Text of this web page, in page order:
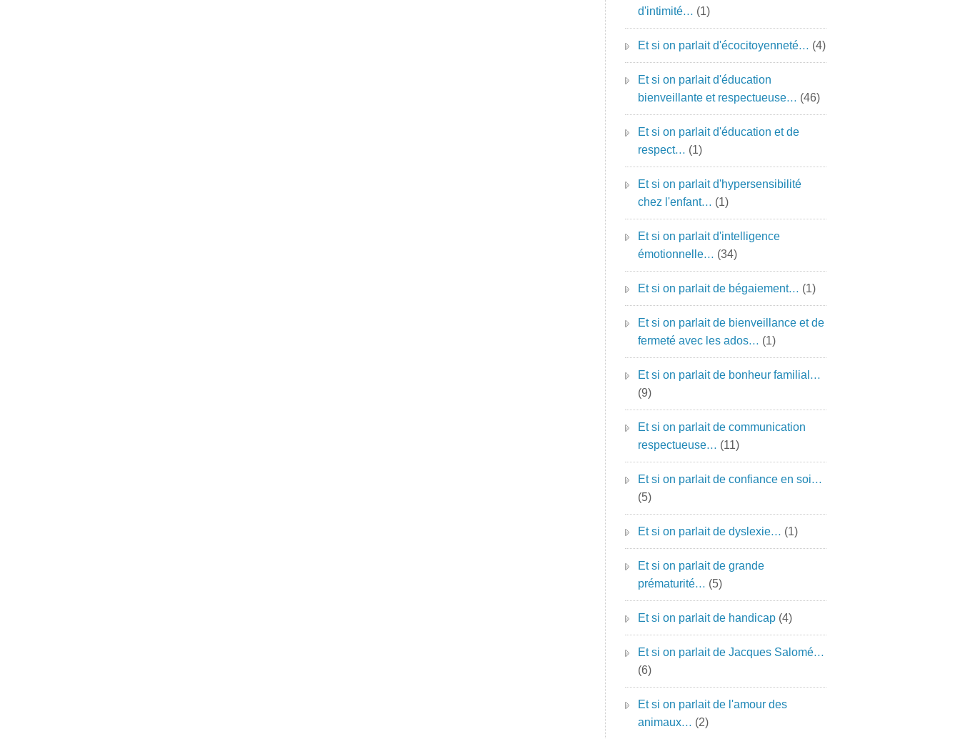
d'intimité… (1)
Et si on parlait d'écocitoyenneté… (4)
Et si on parlait d'éducation
bienveillante et respectueuse… (46)
Et si on parlait d'éducation et de
respect… (1)
Et si on parlait d'hypersensibilité
chez l'enfant… (1)
Et si on parlait d'intelligence
émotionnelle… (34)
Et si on parlait de bégaiement… (1)
Et si on parlait de bienveillance et de
fermeté avec les ados… (1)
Et si on parlait de bonheur familial…
(9)
Et si on parlait de communication
respectueuse… (11)
Et si on parlait de confiance en soi…
(5)
Et si on parlait de dyslexie… (1)
Et si on parlait de grande
prématurité… (5)
Et si on parlait de handicap(4)
Et si on parlait de Jacques Salomé…
(6)
Et si on parlait de l'amour des
animaux… (2)